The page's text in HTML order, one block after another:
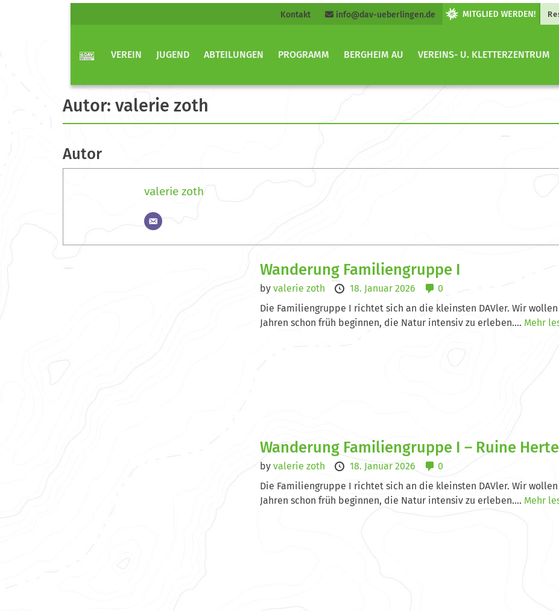
Kontakt info@dav-ueberlingen.de
VEREIN JUGEND ABTEILUNGEN PROGRAMM BERGHEIM AU VEREINS- U. KLETTERZENTRUM
Autor: valerie zoth
Autor
valerie zoth
Wanderung Familiengruppe I
by valerie zoth 18. Januar 2026
0
Die Familiengruppe I richtet sich an die kleinsten DAVler. Wir
Jahren schon früh beginnen, die Natur intensiv zu erleben.... Mehr
Wanderung Familiengruppe I – Ruine
by valerie zoth 18. Januar 2026
0
Die Familiengruppe I richtet sich an die kleinsten DAVler. Wir
Jahren schon früh beginnen, die Natur intensiv zu erleben.... Mehr